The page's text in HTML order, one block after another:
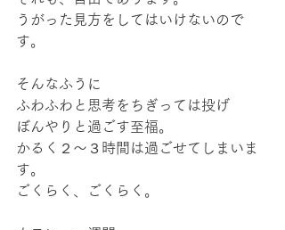
うがった見方をしてはいけないので
す。
そんなふうに
ふわふわと思考をちぎっては投げ
ぼんやりと過ごす至福。
かるく２〜３時間は過ごせてしまいま
す。
ごくらく、ごくらく。